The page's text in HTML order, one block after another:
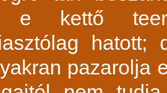
e kettő
pazarolja